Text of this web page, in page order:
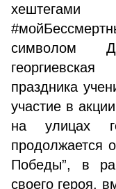
символом
праздника
участие в
на улицах
продолжается
Победы”, в
своего героя,